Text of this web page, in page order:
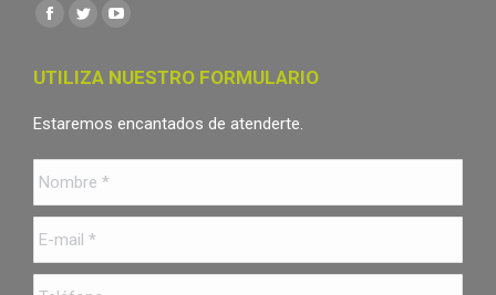
Encuéntranos en:
Facebook
opens
Twitter
opensopens
UTILIZA NUESTRO FORMULARIO
Estaremos encantados de atenderte.
mail *